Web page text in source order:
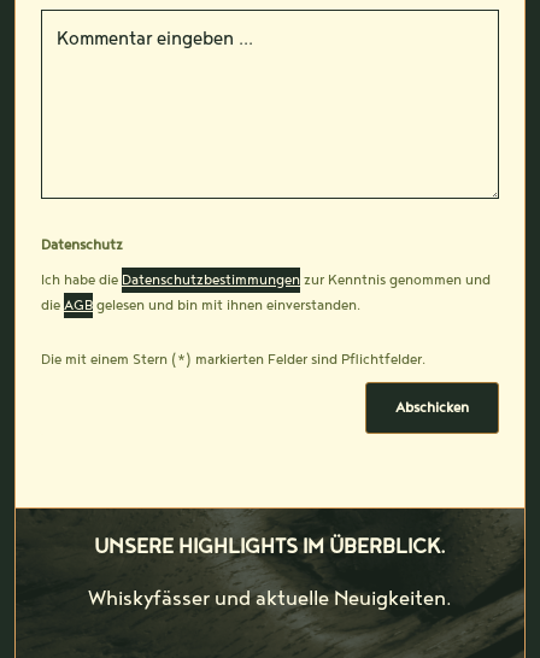
Datenschutz
Ich habe die Datenschutzbestimmungen zur Kenntnis genommen und
die AGB gelesen und bin mit ihnen einverstanden.
Die mit einem Stern (*) markierten Felder sind Pflichtfelder.
Abschicken
UNSERE HIGHLIGHTS IM ÜBERBLICK.
Whiskyfässer und aktuelle Neuigkeiten.